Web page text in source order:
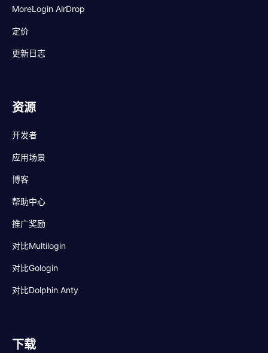
MoreLogin AirDrop
定价
更新日志
资源
开发者
应用场景
博客
帮助中心
推广奖励
对比Multilogin
对比Gologin
对比Dolphin Anty
下载